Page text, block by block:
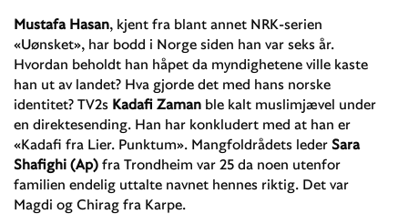
Mustafa Hasan, kjent fra blant annet NRK-serien
«Uønsket», har bodd i Norge siden han var seks år.
Hvordan beholdt han håpet da myndighetene ville kaste
han ut av landet? Hva gjorde det med hans norske
identitet? TV2s Kadafi Zaman ble kalt muslimjævel under
en direktesending. Han har konkludert med at han er
«Kadafi fra Lier. Punktum». Mangfoldrådets leder Sara
Shafighi (Ap) fra Trondheim var 25 da noen utenfor
familien endelig uttalte navnet hennes riktig. Det var
Magdi og Chirag fra Karpe.